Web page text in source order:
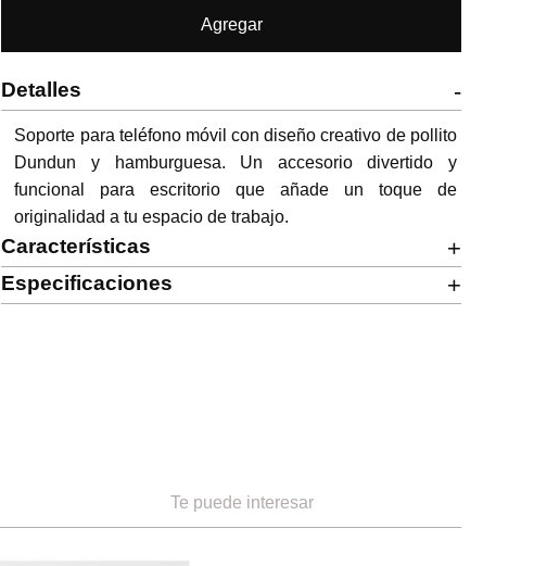
Agregar
Detalles -
Soporte para teléfono móvil con diseño creativo de pollito
Dundun y hamburguesa. Un accesorio divertido y
funcional para escritorio que añade un toque de
originalidad a tu espacio de trabajo.
Características +
Especificaciones +
Te puede interesar